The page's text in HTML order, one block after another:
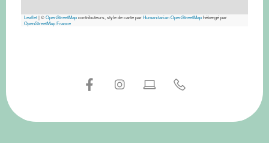
Leaflet|©OpenStreetMapcontributeurs, style de carte parHumanitarian OpenStreetMaphébergé par
OpenStreetMap France